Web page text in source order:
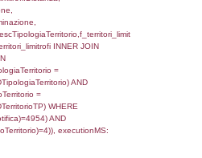
d1_controlli.Pec FROM
d1_controlli ON
where
0.023657083511353
* FROM d2_autorizzazioni
executionMS:
Ispezione, IDArticoloComma,